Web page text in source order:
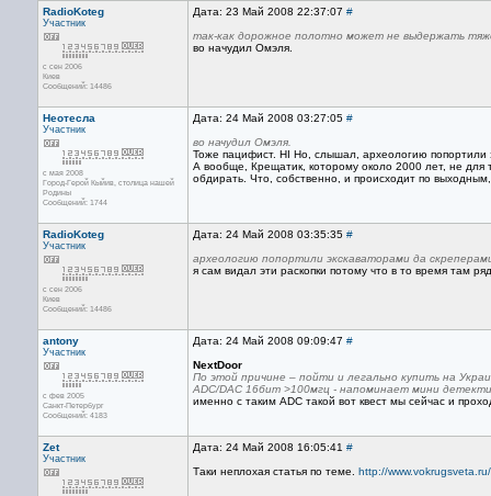
RadioKoteg
Участник
с сен 2006
Киев
Сообщений: 14486
Дата: 23 Май 2008 22:37:07 #
так-как дорожное полотно может не выдержать
во начудил Омэля.
Неотесла
Участник
с мая 2008
Город-Герой Кыйив, столица нашей
Родины
Сообщений: 1744
Дата: 24 Май 2008 03:27:05 #
во начудил Омэля.
Тоже пацифист. НІ Но, слышал, археологию попортили
А вообще, Крещатик, которому около 2000 лет, не для
обдирать. Что, собственно, и происходит по
RadioKoteg
Участник
с сен 2006
Киев
Сообщений: 14486
Дата: 24 Май 2008 03:35:35 #
археологию попортили экскаваторами да
я сам видал эти раскопки потому что в то время там
antony
Участник
с фев 2005
Санкт-Петербург
Сообщений: 4183
Дата: 24 Май 2008 09:09:47 #
NextDoor
По этой причине – пойти и легально купить на
ADC/DAC 16бит >100мгц - напоминает мини
именно с таким ADC такой вот квест мы сейчас и
Zet
Участник
Дата: 24 Май 2008 16:05:41 #
Таки неплохая статья по теме. http://